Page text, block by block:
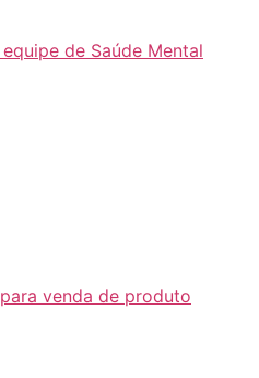
de Saúde Mental
venda de produto